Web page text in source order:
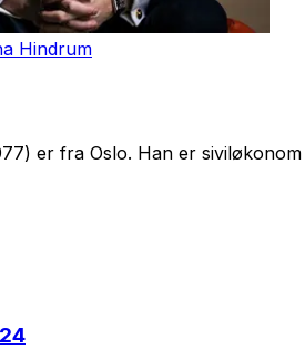
Hindrum
er fra Oslo. Han er